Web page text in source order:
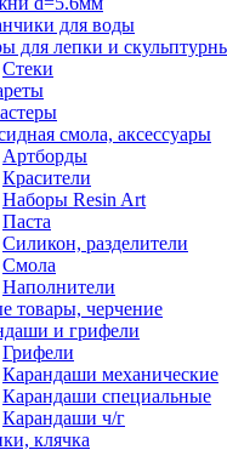
для воды
для лепки и
Стеки
смола, аксессуары
Артборды
Красители
Наборы Resin Art
Паста
Силикон, разделители
Смола
Наполнители
товары, черчение
и грифели
Грифели
Карандаши механические
Карандаши специальные
Карандаши ч/г
клячка